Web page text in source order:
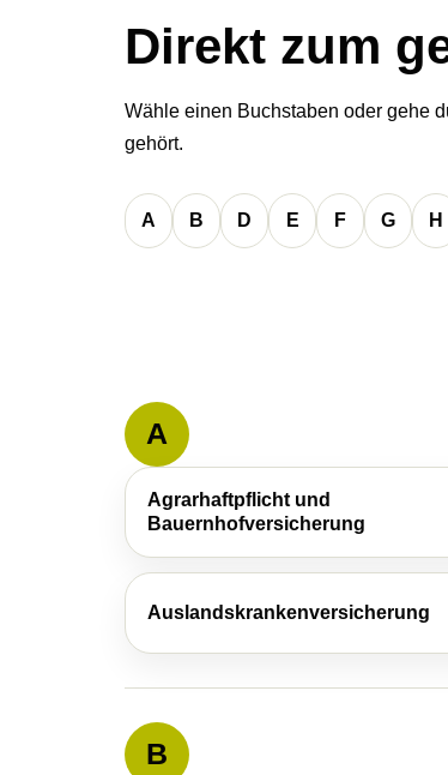
Direkt zum
Wähle einen Buchstaben oder gehe
gehört.
A B D E F G H
A
Agrarhaftpflicht und
Bauernhofversicherung
Auslandskrankenversicherung
B